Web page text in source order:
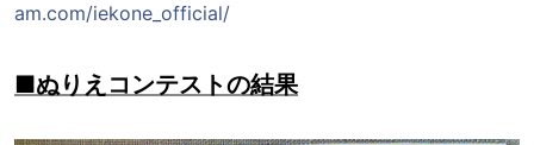
am.com/iekone_official/
■ぬりえコンテストの結果